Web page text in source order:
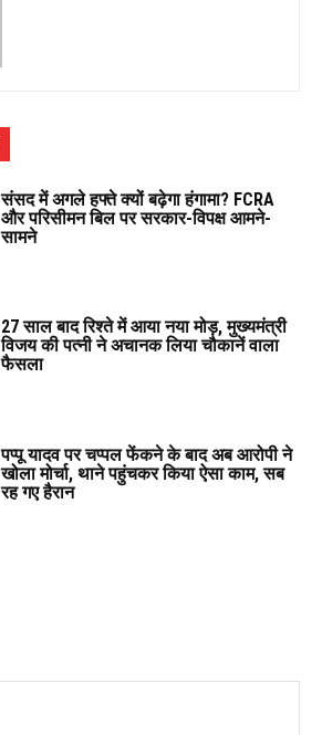
संसद में अगले हफ्ते क्यों बढ़ेगा हंगामा? FCRA
और परिसीमन बिल पर सरकार-विपक्ष आमने-
सामने
27 साल बाद रिश्ते में आया नया मोड़, मुख्यमंत्री
विजय की पत्नी ने अचानक लिया चौकानें वाला
फैसला
पप्पू यादव पर चप्पल फेंकने के बाद अब आरोपी ने
खोला मोर्चा, थाने पहुंचकर किया ऐसा काम, सब
रह गए हैरान